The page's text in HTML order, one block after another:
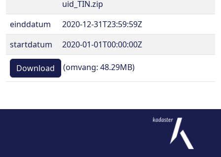
uid_TIN.zip
einddatum
2020-12-31T23:59:59Z
startdatum
2020-01-01T00:00:00Z
Download (omvang: 48.29MB)